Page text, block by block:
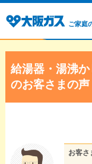
ご家庭
給湯器・湯沸
のお客さまの声
お客さ